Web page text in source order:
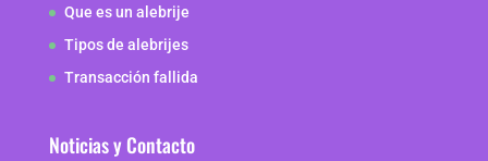
Que es un alebrije
Tipos de alebrijes
Transacción fallida
Noticias y Contacto